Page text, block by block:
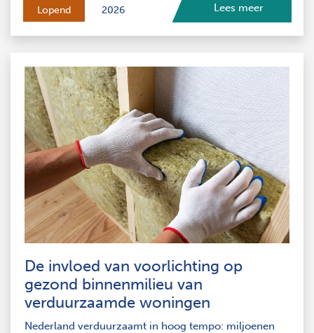
Lopend 2026 Lees meer
De invloed van voorlichting op
gezond binnenmilieu van
verduurzaamde woningen
Nederland verduurzaamt in hoog tempo: miljoenen